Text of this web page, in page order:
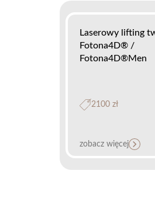
Laserowy lifting
Fotona4D® /
Fotona4D®Men
2100 zł
zobacz więcej